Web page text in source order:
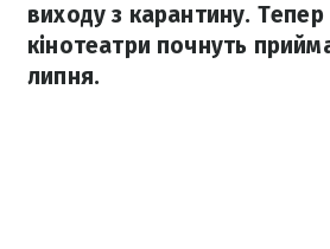
виходу з карантину.
кінотеатри почнуть
липня.